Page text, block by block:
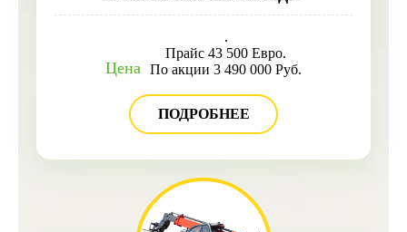
Цена
.
Прайс 43 500 Евро.
По акции 3 490 000 Руб.
ПОДРОБНЕЕ